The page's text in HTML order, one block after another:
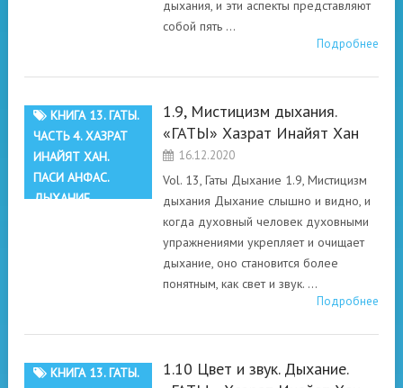
дыхания, и эти аспекты представляют
собой пять …
Подробнее
КНИГА 13. ГАТЫ.
ЧАСТЬ 4. ХАЗРАТ
ИНАЙЯТ ХАН.
ПАСИ АНФАС.
ДЫХАНИЕ
1.9, Мистицизм дыхания.
«ГАТЫ» Хазрат Инайят Хан
16.12.2020
Vol. 13, Гаты Дыхание 1.9, Мистицизм
дыхания Дыхание слышно и видно, и
когда духовный человек духовными
упражнениями укрепляет и очищает
дыхание, оно становится более
понятным, как свет и звук. …
Подробнее
КНИГА 13. ГАТЫ.
1.10 Цвет и звук. Дыхание.